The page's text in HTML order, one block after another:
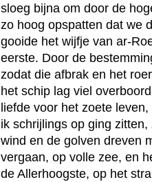
sloeg bijna om door de
zo hoog opspatten dat we
gooide het wijfje van ar-
eerste. Door de
zodat die afbrak en het
het schip lag viel
liefde voor het zoete
ik schrijlings op ging
wind en de golven dreven
vergaan, op volle zee, en
de Allerhoogste, op het